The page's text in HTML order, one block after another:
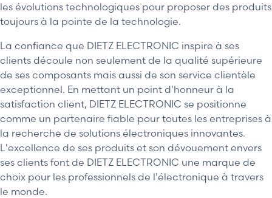
les évolutions technologiques pour proposer des produits
toujours à la pointe de la technologie.
La confiance que DIETZ ELECTRONIC inspire à ses
clients découle non seulement de la qualité supérieure
de ses composants mais aussi de son service clientèle
exceptionnel. En mettant un point d'honneur à la
satisfaction client, DIETZ ELECTRONIC se positionne
comme un partenaire fiable pour toutes les entreprises à
la recherche de solutions électroniques innovantes.
L'excellence de ses produits et son dévouement envers
ses clients font de DIETZ ELECTRONIC une marque de
choix pour les professionnels de l'électronique à travers
le monde.